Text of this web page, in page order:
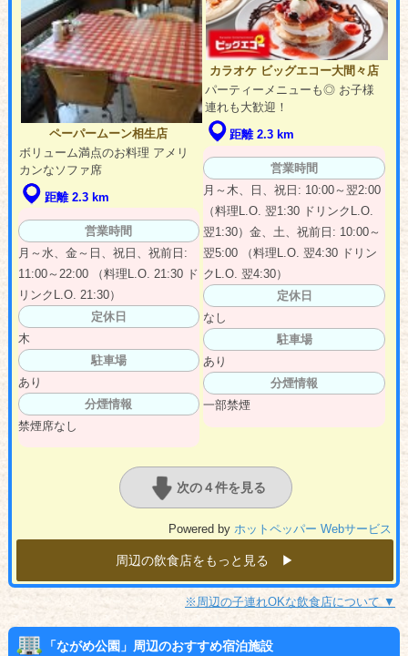
ペーパームーン相生店
ボリューム満点のお料理 アメリ
カンなソファ席
距離 2.3 km
営業時間
月～水、金～日、祝日、祝前日:
11:00～22:00 （料理L.O. 21:30 ド
リンクL.O. 21:30）
定休日
木
駐車場
あり
分煙情報
禁煙席なし
カラオケ ビッグエコー大間々店
パーティーメニューも◎ お子様
連れも大歓迎！
距離 2.3 km
営業時間
月～木、日、祝日: 10:00～翌2:00
（料理L.O. 翌1:30 ドリンクL.O.
翌1:30）金、土、祝前日: 10:00～
翌5:00 （料理L.O. 翌4:30 ドリン
クL.O. 翌4:30）
定休日
なし
駐車場
あり
分煙情報
一部禁煙
次の４件を見る
Powered by ホットペッパー Webサービス
周辺の飲食店をもっと見る ▶︎
※周辺の子連れOKな飲食店について ▼
「ながめ公園」周辺のおすすめ宿泊施設